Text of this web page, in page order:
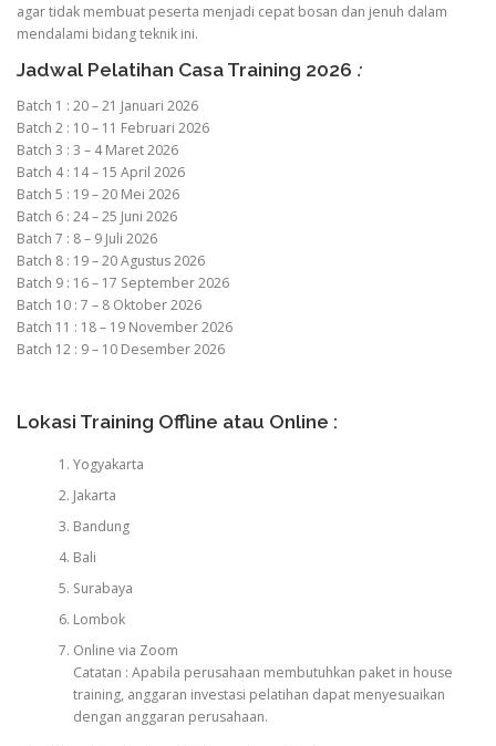
agar tidak membuat peserta menjadi cepat bosan dan jenuh dalam
mendalami bidang teknik ini.
Jadwal Pelatihan Casa Training 2026 :
Batch 1 : 20 – 21 Januari 2026
Batch 2 : 10 – 11 Februari 2026
Batch 3 : 3 – 4 Maret 2026
Batch 4 : 14 – 15 April 2026
Batch 5 : 19 – 20 Mei 2026
Batch 6 : 24 – 25 Juni 2026
Batch 7 : 8 – 9 Juli 2026
Batch 8 : 19 – 20 Agustus 2026
Batch 9 : 16 – 17 September 2026
Batch 10 : 7 – 8 Oktober 2026
Batch 11 : 18 – 19 November 2026
Batch 12 : 9 – 10 Desember 2026
Lokasi Training Offline atau Online :
Yogyakarta
Jakarta
Bandung
Bali
Surabaya
Lombok
Online via Zoom
Catatan : Apabila perusahaan membutuhkan paket in house
training, anggaran investasi pelatihan dapat menyesuaikan
dengan anggaran perusahaan.